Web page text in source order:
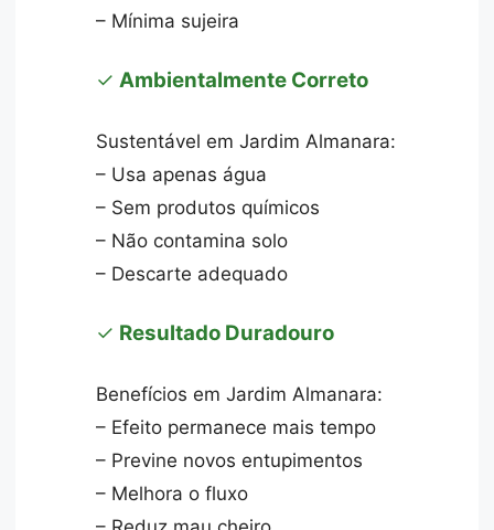
– Mínima sujeira
✓Ambientalmente Correto
Sustentável em Jardim Almanara:
– Usa apenas água
– Sem produtos químicos
– Não contamina solo
– Descarte adequado
✓ Resultado Duradouro
Benefícios em Jardim Almanara:
– Efeito permanece mais tempo
– Previne novos entupimentos
– Melhora o fluxo